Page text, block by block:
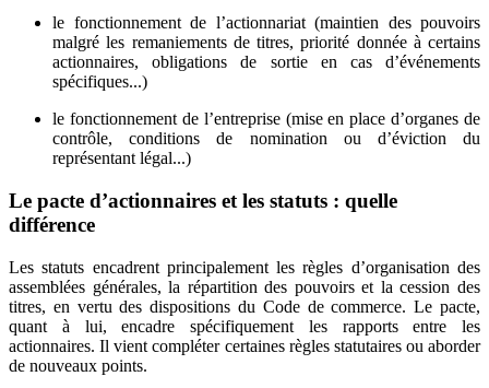
le fonctionnement de l’actionnariat (maintien des pouvoirs
malgré les remaniements de titres, priorité donnée à certains
actionnaires, obligations de sortie en cas d’événements
spécifiques...)
le fonctionnement de l’entreprise (mise en place d’organes de
contrôle, conditions de nomination ou d’éviction du
représentant légal...)
Le pacte d’actionnaires et les statuts : quelle
différence
Les statuts encadrent principalement les règles d’organisation des
assemblées générales, la répartition des pouvoirs et la cession des
titres, en vertu des dispositions du Code de commerce. Le pacte,
quant à lui, encadre spécifiquement les rapports entre les
actionnaires. Il vient compléter certaines règles statutaires ou aborder
de nouveaux points.